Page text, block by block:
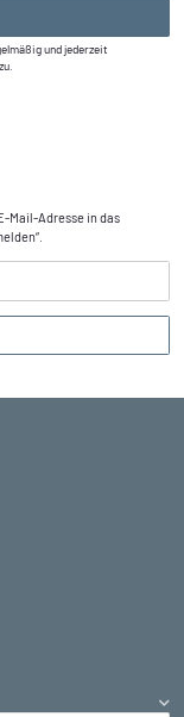
und jederzeit
Mail-Adresse in das